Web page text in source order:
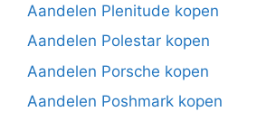
Aandelen Plenitude kopen
Aandelen Polestar kopen
Aandelen Porsche kopen
Aandelen Poshmark kopen